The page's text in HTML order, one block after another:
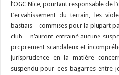
l’OGC Nice, pourtant responsable de
L’envahissement du terrain, les
bastiais – commises pour la plupart
club – n’auront entrainé aucune
proprement scandaleux et
jurisprudence en la matière
suspendu pour des bagarres entre